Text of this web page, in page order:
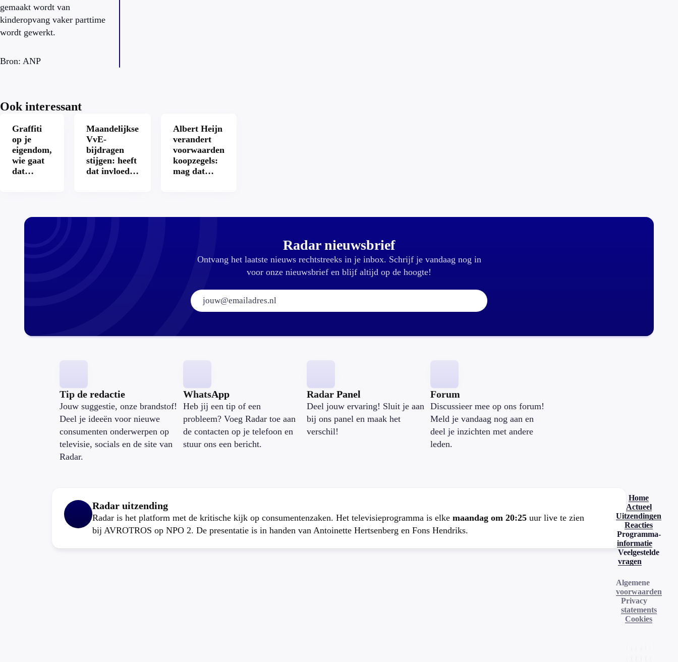
gemaakt wordt van
kinderopvang vaker parttime
wordt gewerkt.
Bron: ANP
Ook interessant
Graffiti
op je
eigendom,
wie gaat
dat
Maandelijkse
VvE-
bijdragen
stijgen: heeft
dat invloed
Albert Heijn
verandert
voorwaarden
koopzegels:
mag dat
Radar nieuwsbrief
Ontvang het laatste nieuws rechtstreeks in je inbox. Schrijf je vandaag nog in
voor onze nieuwsbrief en blijf altijd op de hoogte!
E-mailadres:
Tip de redactie
Jouw suggestie, onze brandstof!
Deel je ideeën voor nieuwe
consumenten onderwerpen op
televisie, socials en de site van
Radar.
WhatsApp
Heb jij een tip of een
probleem? Voeg Radar toe aan
de contacten op je telefoon en
stuur ons een bericht.
Radar Panel
Deel jouw ervaring! Sluit je aan
bij ons panel en maak het
verschil!
Forum
Discussieer mee op ons forum!
Meld je vandaag nog aan en
deel je inzichten met andere
leden.
Radar uitzending
Radar is het platform met de kritische kijk op consumentenzaken. Het televisieprogramma is elke maandag om 20:25 uur live te zien
bij AVROTROS op NPO 2. De presentatie is in handen van Antoinette Hertsenberg en Fons Hendriks.
Home
Actueel
Uitzendingen
Reacties
Programma-
informatie
Veelgestelde
vragen
Algemene
voorwaarden
Privacy
statements
Cookies